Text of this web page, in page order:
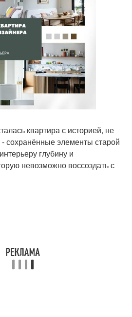
квартира с историей, не
- сохранённые элементы старой
глубину и
невозможно воссоздать с